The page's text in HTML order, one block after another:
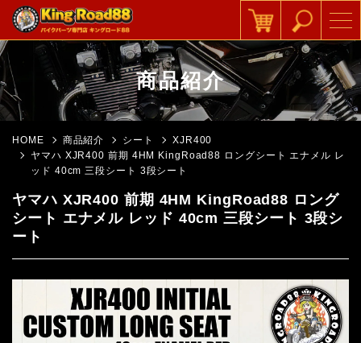
商品紹介
HOME 商品紹介 シート
XJR400
ヤマハ XJR400 前期 4HM KingRoad88 ロングシート エナメル レ
ッド 40cm 三段シート 3段シート
ヤマハ XJR400 前期 4HM KingRoad88 ロング
シート エナメル レッド 40cm 三段シート 3段シ
ート